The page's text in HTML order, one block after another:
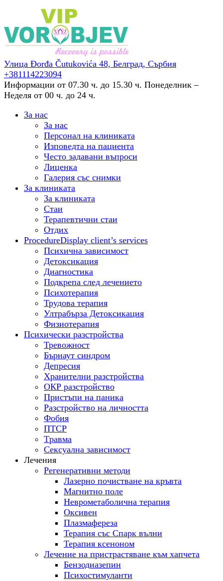
Улица Đorđa Čutukovića 48, Белград, Сърбия
+381114223094
Информации от 07.30 ч. до 15.30 ч. Понеделник –
Неделя от 00 ч. до 24 ч.
За нас
За нас
Персонал на клиниката
Изповедта на пациента
Често задавани въпроси
Лиценка
Галерия със снимки
За клиниката
За клиниката
Стаи
Терапевтични стаи
Отдих
ProcedureDisplay client’s services
Психична зависимост
Детоксикация
Диагностика
Подкрепа след лечението
Психотерапия
Трудова терапия
Ултрабърза Детоксикация
Физиотерапия
Психически разстройства
Тревожност
Бърнаут синдром
Депресия
Хранителни разстройства
ОКР разстройство
Пристъпи на паника
Разстройство на личността
Фобия
ПТСР
Tравма
Сексуална зависимост
Лечения
Регенеративни методи
Лазерно почистване на кръвта
Магнитно поле
Неврометаболична терапия
Оксивен
Плазмафереза
Терапия със Спарк вълни
Терапия ксеноном
Лечение на пристрастяване към хапчета
Бензодиазепин
Психостимуланти